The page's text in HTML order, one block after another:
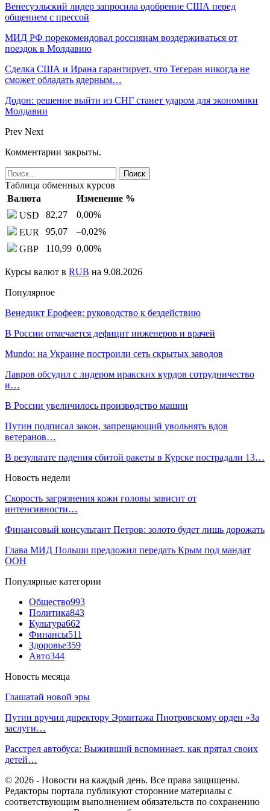
Венесуэльский лидер запросила одобрение США перед
общением с прессой
МИД РФ порекомендовал россиянам воздерживаться от
поездок в Молдавию
Сделка США и Ирана гарантирует, что Тегеран никогда не
сможет обладать ядерным…
Додон: решение выйти из СНГ станет ударом для экономики
Молдавии
Prev Next
Комментарии закрыты.
Таблица обменных курсов
Валюта
Изменение %
USD
82,27 0,00%
EUR
95,07 –0,02%
GBP
110,99 0,00%
Курсы валют в RUB на 9.08.2026
Популярное
Венедикт Ерофеев: руководство к бездействию
В России отмечается дефицит инженеров и врачей
Mundo: на Украине построили сеть скрытых заводов
Лавров обсудил с лидером иракских курдов сотрудничество
и…
В России увеличилось производство машин
Путин подписал закон, запрещающий увольнять вдов
ветеранов…
В результате падения сбитой ракеты в Курске пострадали 13…
Новость недели
Скорость загрязнения кожи головы зависит от
интенсивности…
Финансовый консультант Петров: золото будет лишь дорожать
Глава МИД Польши предложил передать Крым под мандат
ООН
Популярные категории
Общество993
Политика843
Культура662
Финансы511
Здоровье359
Авто344
Новость месяца
Глашатай новой эры
Путин вручил директору Эрмитажа Пиотровскому орден «За
заслуги…
Расстрел автобуса: Выживший вспоминает, как прятал своих
детей…
© 2026 - Новости на каждый день. Все права защищены.
Редакторы портала публикуют сторонние материалы с
соответствующим выполнением обязательств по сохранению